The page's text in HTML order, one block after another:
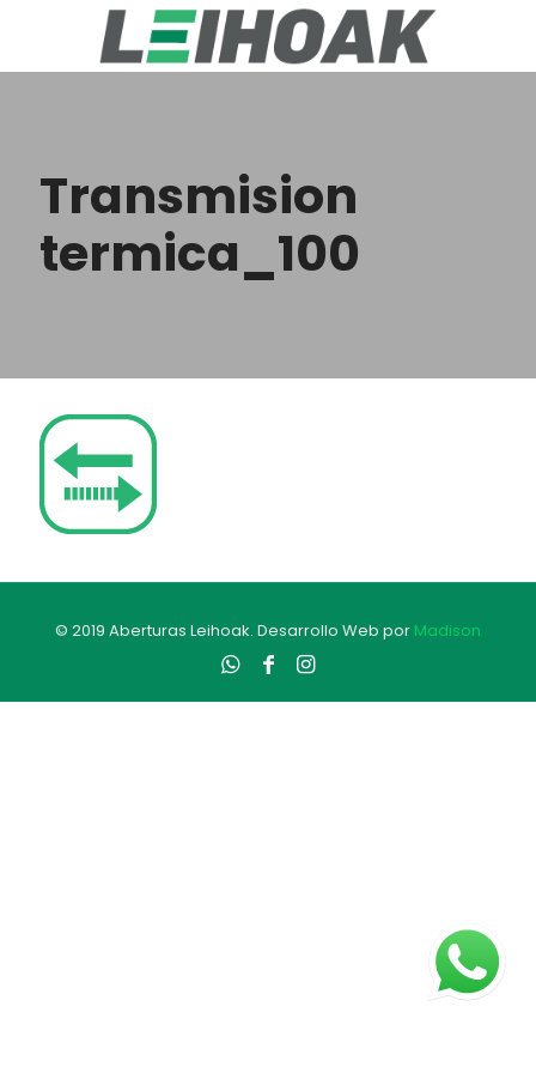
Transmision
termica_100
© 2019 Aberturas Leihoak. Desarrollo Web por Madison